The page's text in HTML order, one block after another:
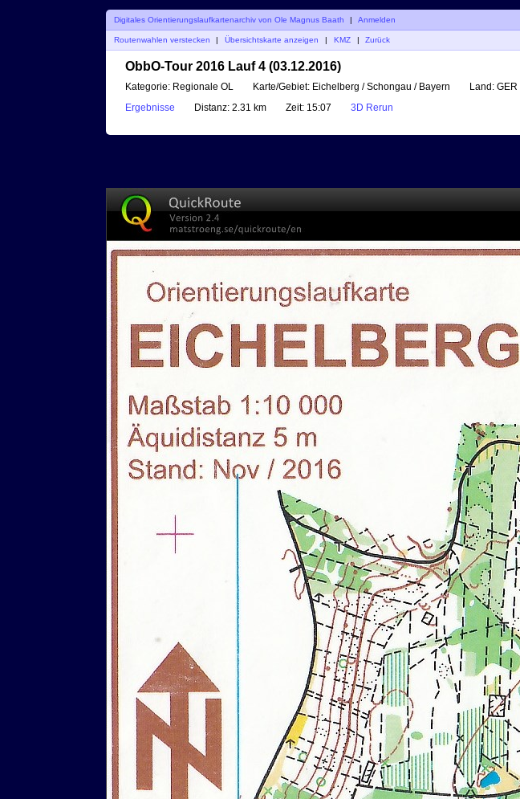
Digitales Orientierungslaufkartenarchiv von Ole Magnus Baath | Anmelden
Routenwahlen verstecken Übersichtskarte anzeigen KMZ Zurück
ObbO-Tour 2016 Lauf 4 (03.12.2016)
Kategorie: Regionale OL Karte/Gebiet: Eichelberg / Schongau / Bayern Land: GER
Ergebnisse
Distanz: 2.31 km Zeit: 15:07 3D Rerun